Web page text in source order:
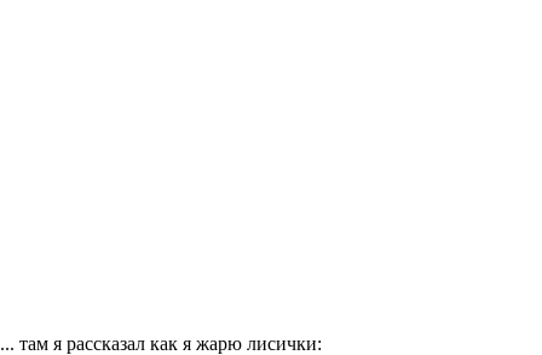
... там я рассказал как я жарю лисички: